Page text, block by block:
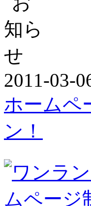
2011-03-
ホームペ
ン！